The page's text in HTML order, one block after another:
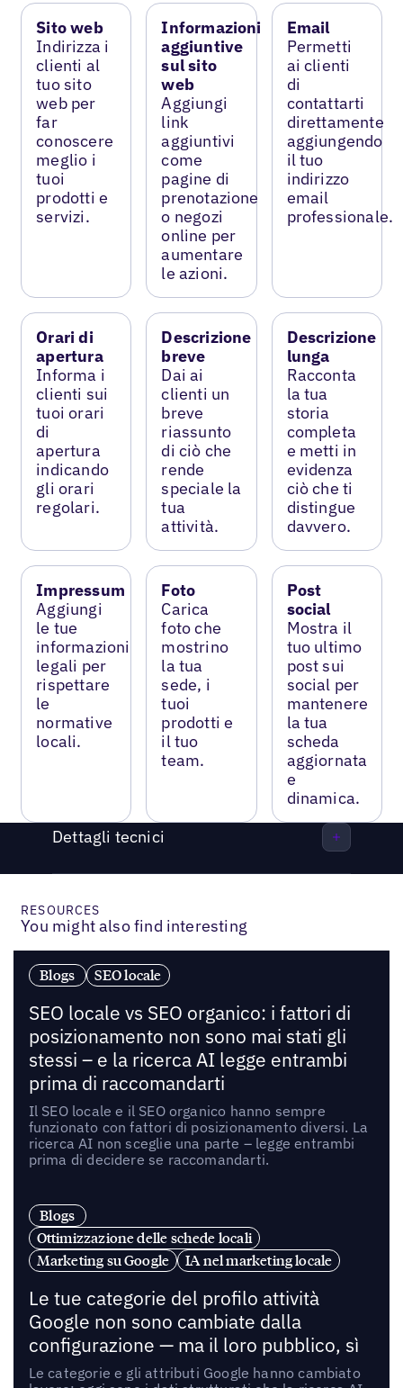
Sito web
Indirizza i
clienti al
tuo sito
web per
far
conoscere
meglio i
tuoi
prodotti e
servizi.
Informazioni
aggiuntive
sul sito
web
Aggiungi
link
aggiuntivi
come
pagine di
prenotazione
o negozi
online per
aumentare
le azioni.
Email
Permetti
ai clienti
di
contattarti
direttamente
aggiungendo
il tuo
indirizzo
email
professionale.
Orari di
apertura
Informa i
clienti sui
tuoi orari
di
apertura
indicando
gli orari
regolari.
Descrizione
breve
Dai ai
clienti un
breve
riassunto
di ciò che
rende
speciale la
tua
attività.
Descrizione
lunga
Racconta
la tua
storia
completa
e metti in
evidenza
ciò che ti
distingue
davvero.
Impressum
Aggiungi
le tue
informazioni
legali per
rispettare
le
normative
locali.
Foto
Carica
foto che
mostrino
la tua
sede, i
tuoi
prodotti e
il tuo
team.
Post
social
Mostra il
tuo ultimo
post sui
social per
mantenere
la tua
scheda
aggiornata
e
dinamica.
Dettagli tecnici
RESOURCES
You might also find interesting
Blogs SEO locale
SEO locale vs SEO organico: i fattori di
posizionamento non sono mai stati gli
stessi – e la ricerca AI legge entrambi
prima di raccomandarti
Il SEO locale e il SEO organico hanno sempre
funzionato con fattori di posizionamento diversi. La
ricerca AI non sceglie una parte – legge entrambi
prima di decidere se raccomandarti.
Blogs
Ottimizzazione delle schede locali
Marketing su Google
IA nel marketing locale
Le tue categorie del profilo attività
Google non sono cambiate dalla
configurazione — ma il loro pubblico, sì
Le categorie e gli attributi Google hanno cambiato